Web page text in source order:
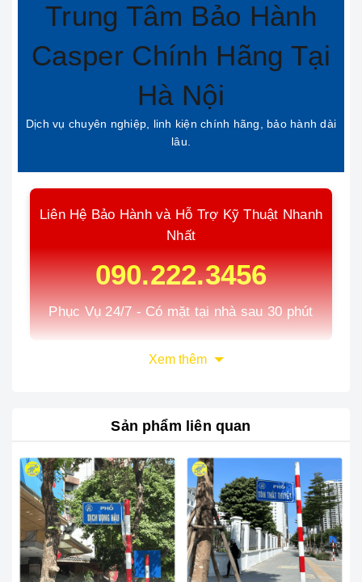
Trung Tâm Bảo Hành
Casper Chính Hãng Tại
Hà Nội
Dịch vụ chuyên nghiệp, linh kiện chính hãng, bảo hành dài
lâu.
Liên Hệ Bảo Hành và Hỗ Trợ Kỹ Thuật Nhanh
Nhất
090.222.3456
Phục Vụ 24/7 - Có mặt tại nhà sau 30 phút
Việt Nam tin dùng. Để đảm bảo quyền lợi và sự
hài lòng tuyệt đối của quý khách hàng tại thủ đô,
chúng tôi luôn sẵn sàng cung cấp các dịch vụ sửa
chữa, bảo dưỡng chất lượng cao, chuẩn quy trình
của hãng.
Địa Chỉ Uy Tín và Cam
Xem thêm
Sản phẩm liên quan